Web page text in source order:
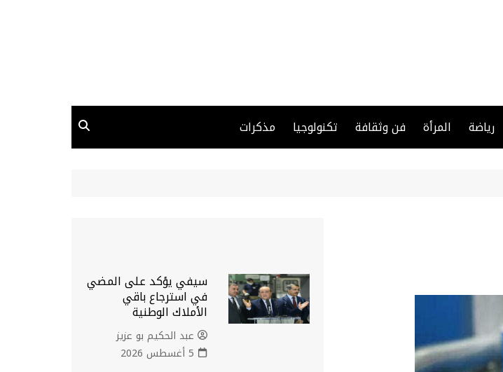
رياضة المرأة فن وثقافة تكنولوجيا مذكرات
سيفي يؤكد على المضي
في استرجاع باقي
الأملاك الوطنية
عبد الحكيم بو عزيز
5 أغسطس 2026